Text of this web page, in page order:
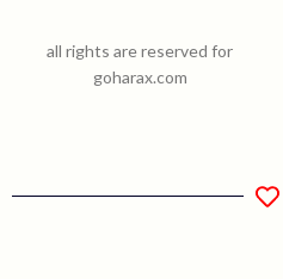
all rights are reserved for
goharax.com